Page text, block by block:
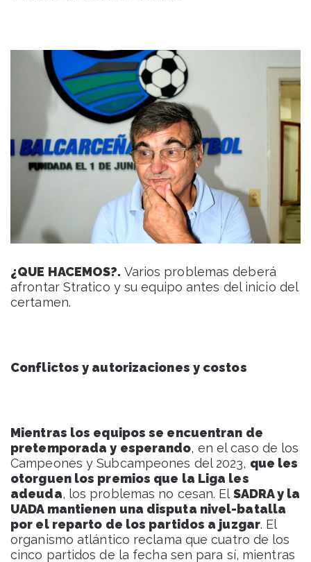
¿QUE HACEMOS?. Varios problemas deberá
afrontar Stratico y su equipo antes del inicio del
certamen.
Conflictos y autorizaciones y costos
Mientras los equipos se encuentran de
pretemporada y esperando, en el caso de los
Campeones y Subcampeones del 2023, que les
otorguen los premios que la Liga les
adeuda, los problemas no cesan. El SADRA y la
UADA mantienen una disputa nivel-batalla
por el reparto de los partidos a juzgar. El
organismo atlántico reclama que cuatro de los
cinco partidos de la fecha sen para sí, mientras